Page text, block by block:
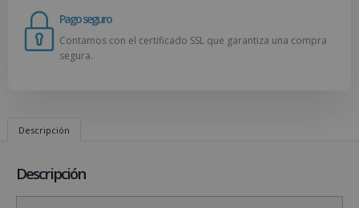
Pago seguro
Contamos con el certificado SSL que garantiza una compra
segura.
Descripción
Descripción